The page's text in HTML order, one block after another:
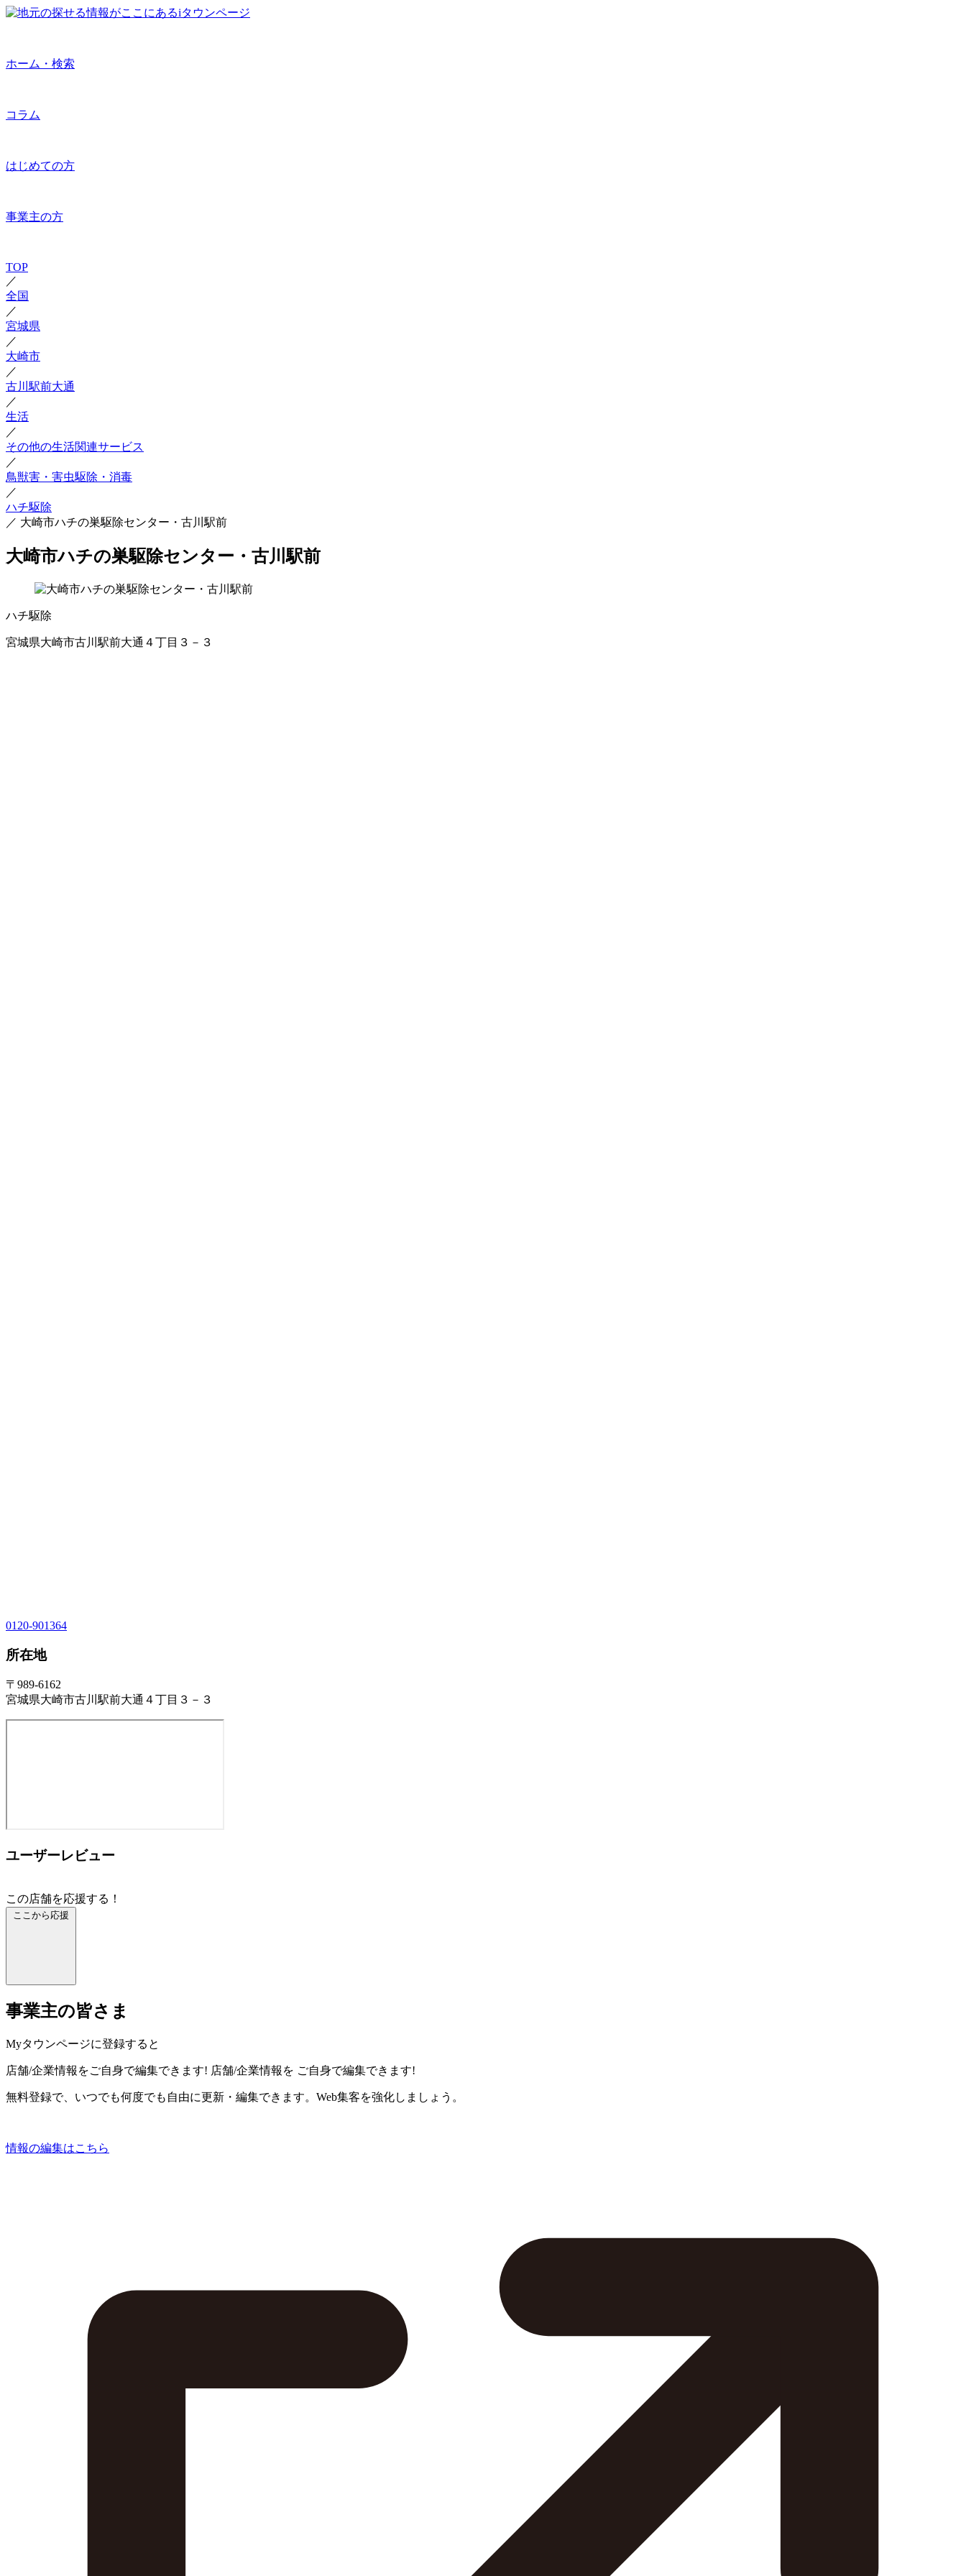
ホーム・検索
コラム
はじめての方
事業主の方
TOP
／
全国
／
宮城県
／
大崎市
／
古川駅前大通
／
生活
／
その他の生活関連サービス
／
鳥獣害・害虫駆除・消毒
／
ハチ駆除
／ 大崎市ハチの巣駆除センター・古川駅前
大崎市ハチの巣駆除センター・古川駅前
ハチ駆除
宮城県大崎市古川駅前大通４丁目３－３
0120-901364
所在地
〒989-6162
宮城県大崎市古川駅前大通４丁目３－３
ユーザーレビュー
この店舗を応援する！
ここから応援
事業主の皆さま
Myタウンページに登録すると
店舗/企業情報をご自身で編集できます! 店舗/企業情報を ご自身で編集できます!
無料登録で、いつでも何度でも自由に更新・編集できます。Web集客を強化しましょう。
情報の編集はこちら